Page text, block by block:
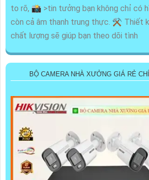
to rõ, 📸 >tin tưởng bạn không chỉ có
còn cả âm thanh trung thực. ⚒ Thiết
chất lượng sẽ giúp bạn theo dõi tình
BỘ CAMERA NHÀ XƯỞNG GIÁ RẺ